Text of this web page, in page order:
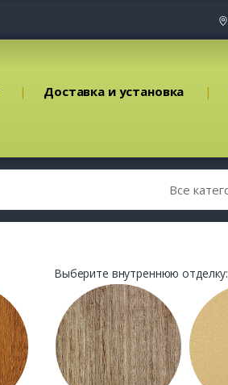
Доставка и установка
Выберите внутреннюю отделку: